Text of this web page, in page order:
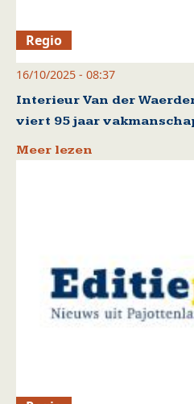
Regio
16/10/2025 - 08:37
Interieur Van der
viert 95 jaar
Meer lezen